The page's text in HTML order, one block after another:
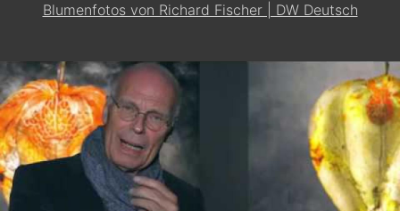
Blumenfotos von Richard Fischer | DW Deutsch